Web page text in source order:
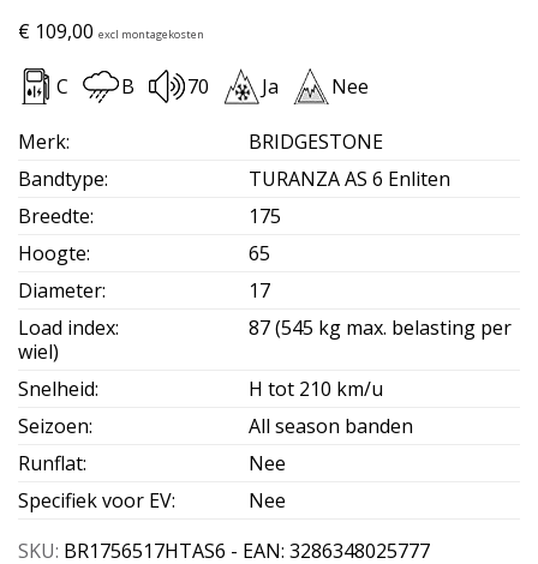
€ 109,00 excl montagekosten
C B 70 Ja Nee
Merk:
BRIDGESTONE
Bandtype:
TURANZA AS 6 Enliten
Breedte:
175
Hoogte:
65
Diameter:
17
Load index:
87 (545 kg max. belasting per
wiel)
Snelheid:
H tot 210 km/u
Seizoen:
All season banden
Runflat:
Nee
Specifiek voor EV:
Nee
SKU: BR1756517HTAS6 - EAN: 3286348025777